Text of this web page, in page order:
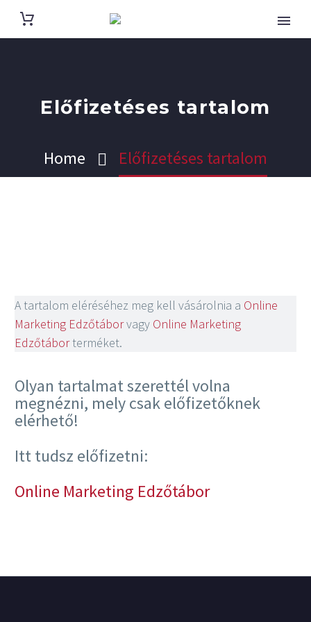
Előfizetéses tartalom
Home Előfizetéses tartalom
A tartalom eléréséhez meg kell vásárolnia a Online
Marketing Edzőtáborvagy Online Marketing
Edzőtáborterméket.
Olyan tartalmat szerettél volna
megnézni, mely csak előfizetőknek
elérhető!
Itt tudsz előfizetni:
Online Marketing Edzőtábor